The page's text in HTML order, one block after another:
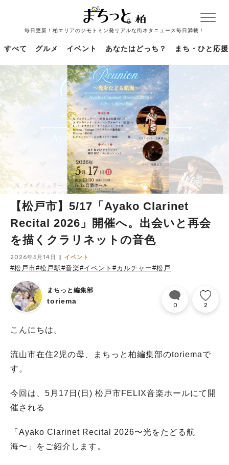
毎日更新！柏エリアのジモトミン発リアルな街ネタニュース毎日満載！
すべて グルメ イベント あなたはどっち？ まち・ひと応援
【松戸市】5/17「Ayako Clarinet
Recital 2026」開催へ。出会いと再会
を描くクラリネットの音色
2026年5月14日 イベント
#松戸市#松戸駅#音楽#イベント #カルチャー#松戸
まちっと編集部
toriema 0 2
こんにちは。
流山市在住2児の母、まちっと柏編集部のtoriemaで
す。
今回は、5月17日(日) 松戸市FELIX音楽ホールにて開
催される
「Ayako Clarinet Recital 2026〜光をたどる航
海〜」をご紹介します。